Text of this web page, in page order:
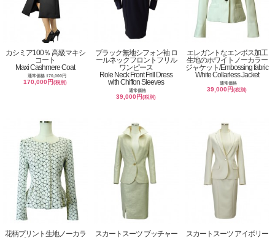
カシミア100％ 高級マキシ
コート
Maxi Cashmere Coat
通常価格 170,000円
170,000円(税別)
ブラック無地シフォン袖 ロ
ールネックフロントフリル
ワンピース
Role Neck Front Frill Dress
with Chiffon Sleeves
通常価格
39,000円(税別)
エレガントなエンボス加工
生地のホワイトノーカラー
ジャケット/Embossing fabric
White Collarless Jacket
通常価格
39,000円(税別)
花柄プリント生地ノーカラ
スカートスーツ ブッチャー
スカートスーツ アイボリー